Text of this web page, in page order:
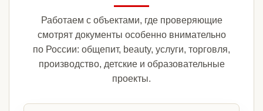
Работаем с объектами, где проверяющие
смотрят документы особенно внимательно
по России: общепит, beauty, услуги, торговля,
производство, детские и образовательные
проекты.